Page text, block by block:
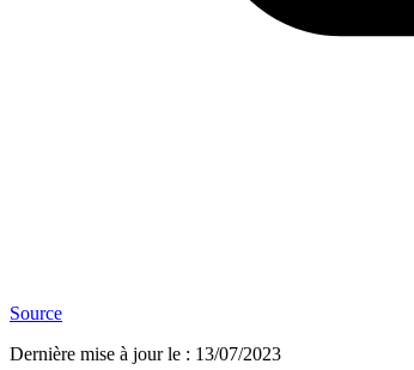
Source
Dernière mise à jour le : 13/07/2023